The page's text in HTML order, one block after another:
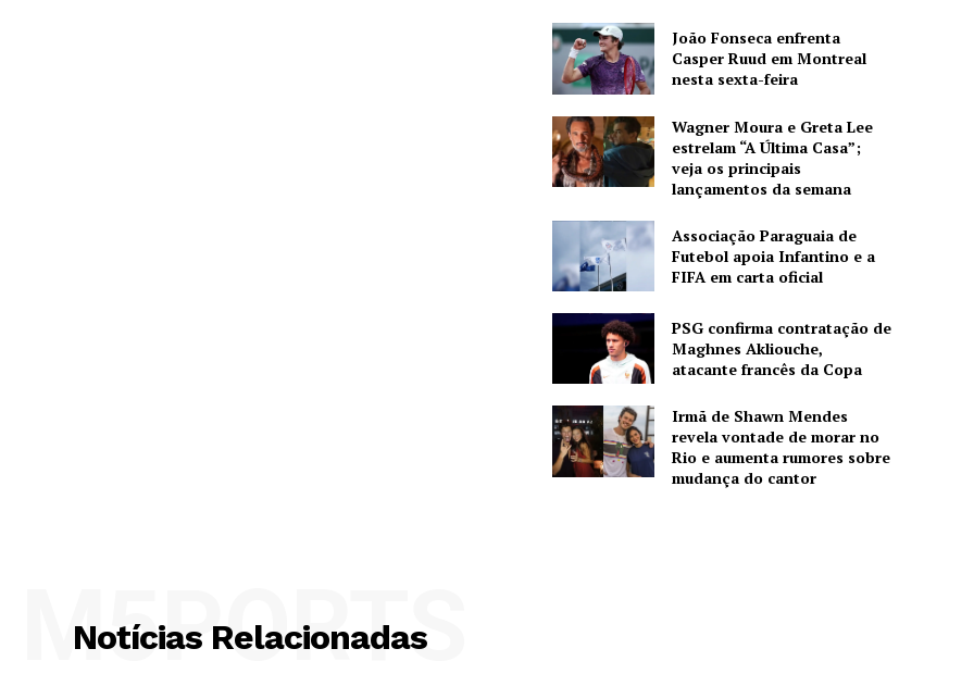
João Fonseca enfrenta
Casper Ruud em Montreal
nesta sexta-feira
Wagner Moura e Greta Lee
estrelam “A Última Casa”;
veja os principais
lançamentos da semana
Associação Paraguaia de
Futebol apoia Infantino e a
FIFA em carta oficial
PSG confirma contratação de
Maghnes Akliouche,
atacante francês da Copa
Irmã de Shawn Mendes
revela vontade de morar no
Rio e aumenta rumores sobre
mudança do cantor
Notícias Relacionadas
M5PORTS